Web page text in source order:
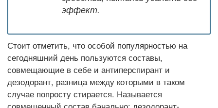
эффект.
Стоит отметить, что особой популярностью на
сегодняшний день пользуются составы,
совмещающие в себе и антиперспирант и
дезодорант, разница между которыми в таком
случае попросту стирается. Называется